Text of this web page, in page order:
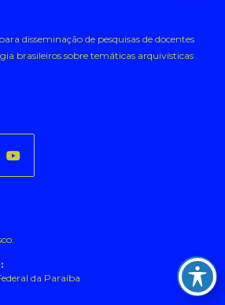
disseminação de pesquisas de docentes
brasileiros sobre temáticas arquivísticas .
da Paraíba